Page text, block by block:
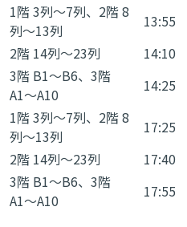
1階 3列〜7列、2階 8
列〜13列
13:55
2階 14列〜23列
14:10
3階 B1〜B6、3階
A1〜A10
14:25
1階 3列〜7列、2階 8
列〜13列
17:25
2階 14列〜23列
17:40
3階 B1〜B6、3階
A1〜A10
17:55